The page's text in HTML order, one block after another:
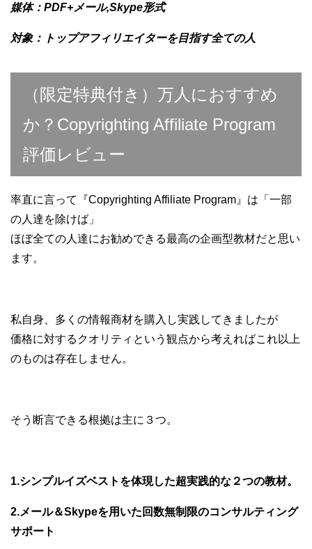
媒体：PDF+メール,Skype形式
対象：トップアフィリエイターを目指す全ての人
（限定特典付き）万人におすすめ
か？Copyrighting Affiliate Program
評価レビュー
率直に言って『Copyrighting Affiliate Program』は「一部
の人達を除けば」
ほぼ全ての人達にお勧めできる最高の企画型教材だと思い
ます。
私自身、多くの情報商材を購入し実践してきましたが
価格に対するクオリティという観点から考えればこれ以上
のものは存在しません。
そう断言できる根拠は主に３つ。
1.シンプルイズベストを体現した超実践的な２つの教材。
2.メール＆Skypeを用いた回数無制限のコンサルティング
サポート